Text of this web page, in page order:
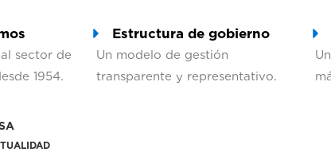
sector de
1954.
Estructura de gobierno
Un modelo de gestión
transparente y representativo.